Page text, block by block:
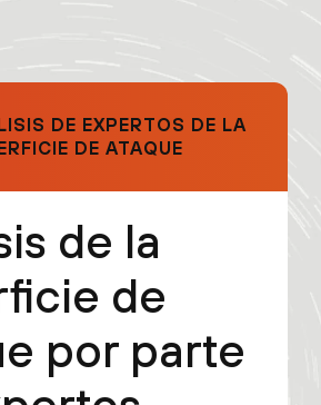
DE EXPERTOS DE LA
DE ATAQUE
de la
de
por parte